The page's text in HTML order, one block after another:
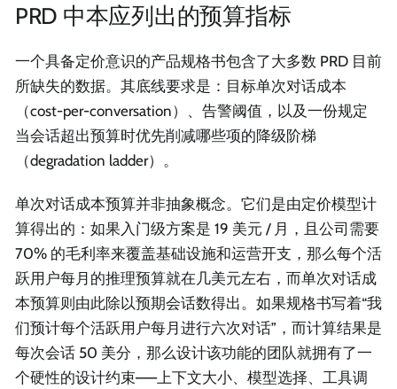
PRD 中本应列出的预算指标
一个具备定价意识的产品规格书包含了大多数 PRD 目前
所缺失的数据。其底线要求是：目标单次对话成本
（cost-per-conversation）、告警阈值，以及一份规定
当会话超出预算时优先削减哪些项的降级阶梯
（degradation ladder）。
单次对话成本预算并非抽象概念。它们是由定价模型计
算得出的：如果入门级方案是 19 美元 / 月，且公司需要
70% 的毛利率来覆盖基础设施和运营开支，那么每个活
跃用户每月的推理预算就在几美元左右，而单次对话成
本预算则由此除以预期会话数得出。如果规格书写着“我
们预计每个活跃用户每月进行六次对话”，而计算结果是
每次会话 50 美分，那么设计该功能的团队就拥有了一
个硬性的设计约束——上下文大小、模型选择、工具调